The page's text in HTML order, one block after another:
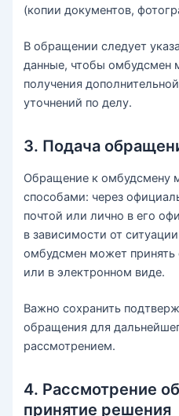
(копии документов,
В обращении следует
данные, чтобы омбудсмен
получения
уточнений по делу.
3. Подача
Обращение к омбудсмену
способами: через
почтой или лично в его
в зависимости от
омбудсмен может
или в электронном виде.
Важно сохранить
обращения для
рассмотрением.
4. Рассмотрение
принятие решения